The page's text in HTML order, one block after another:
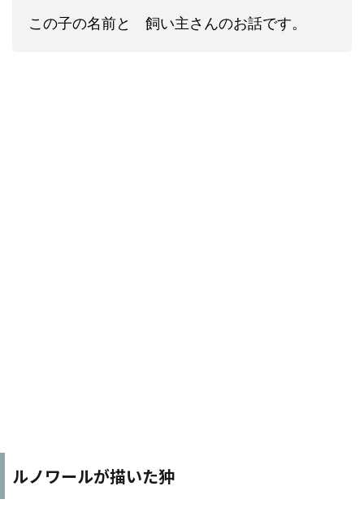
この子の名前と 飼い主さんのお話です。
ルノワールが描いた狆